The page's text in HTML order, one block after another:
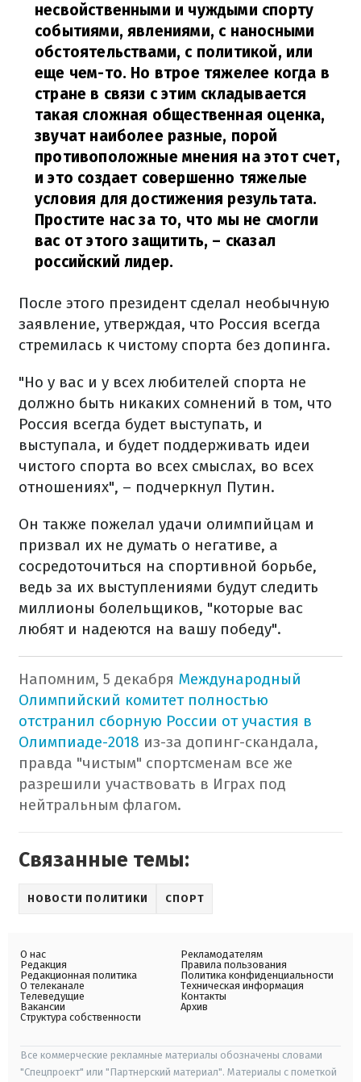
несвойственными и чуждыми спорту
событиями, явлениями, с наносными
обстоятельствами, с политикой, или
еще чем-то. Но втрое тяжелее когда в
стране в связи с этим складывается
такая сложная общественная оценка,
звучат наиболее разные, порой
противоположные мнения на этот счет,
и это создает совершенно тяжелые
условия для достижения результата.
Простите нас за то, что мы не смогли
вас от этого защитить, – сказал
российский лидер.
После этого президент сделал необычную
заявление, утверждая, что Россия всегда
стремилась к чистому спорта без допинга.
"Но у вас и у всех любителей спорта не
должно быть никаких сомнений в том, что
Россия всегда будет выступать, и
выступала, и будет поддерживать идеи
чистого спорта во всех смыслах, во всех
отношениях", – подчеркнул Путин.
Он также пожелал удачи олимпийцам и
призвал их не думать о негативе, а
сосредоточиться на спортивной борьбе,
ведь за их выступлениями будут следить
миллионы болельщиков, "которые вас
любят и надеются на вашу победу".
Напомним, 5 декабря Международный
Олимпийский комитет полностью
отстранил сборную России от участия в
Олимпиаде-2018 из-за допинг-скандала,
правда "чистым" спортсменам все же
разрешили участвовать в Играх под
нейтральным флагом.
Связанные темы:
НОВОСТИ ПОЛИТИКИ СПОРТ
О нас
Редакция
Редакционная политика
О телеканале
Телеведущие
Вакансии
Структура собственности
Рекламодателям
Правила пользования
Политика конфиденциальности
Техническая информация
Контакты
Архив
Все коммерческие рекламные материалы обозначены словами
"Спецпроект" или "Партнерский материал". Материалы с пометкой